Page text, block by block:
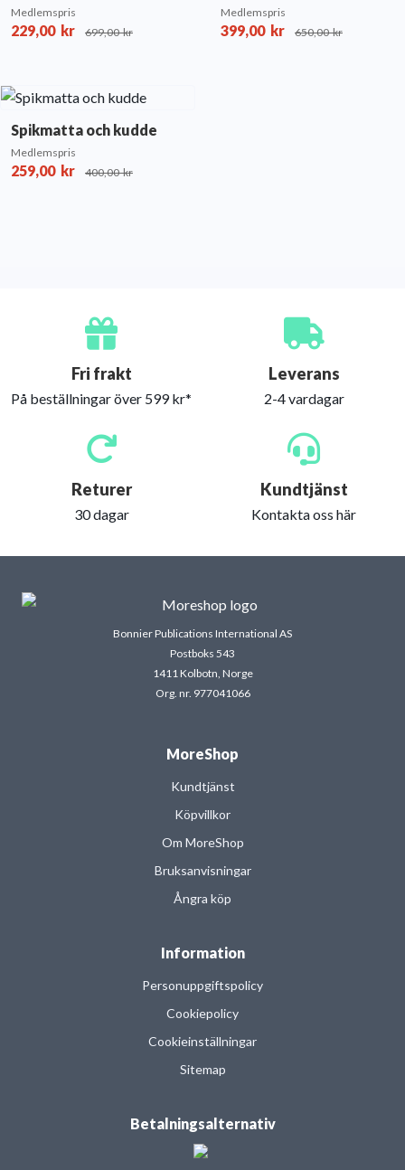
Medlemspris
229,00 kr 699,00kr
Medlemspris
399,00 kr 650,00kr
Spikmatta och kudde
Medlemspris
259,00 kr 400,00kr
Fri frakt
På beställningar över 599 kr*
Leverans
2-4 vardagar
Returer
30 dagar
Kundtjänst
Kontakta oss här
Bonnier Publications International AS
Postboks 543
1411 Kolbotn, Norge
Org. nr. 977041066
MoreShop
Kundtjänst
Köpvillkor
Om MoreShop
Bruksanvisningar
Ångra köp
Information
Personuppgiftspolicy
Cookiepolicy
Cookieinställningar
Sitemap
Betalningsalternativ